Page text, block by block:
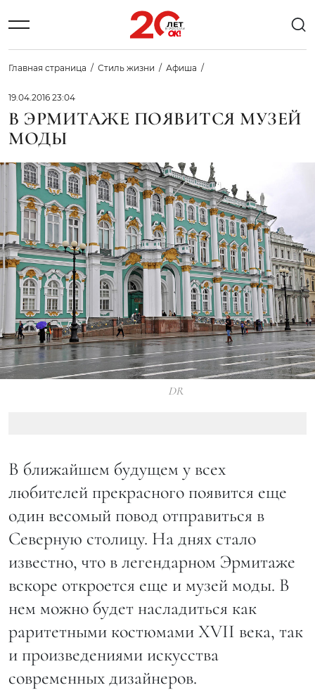
Главная страница Стиль жизни Афиша
19.04.2016 23:04
В ЭРМИТАЖЕ ПОЯВИТСЯ МУЗЕЙ
МОДЫ
DR
В ближайшем будущем у всех
любителей прекрасного появится еще
один весомый повод отправиться в
Северную столицу. На днях стало
известно, что в легендарном Эрмитаже
вскоре откроется еще и музей моды. В
нем можно будет насладиться как
раритетными костюмами ХVII века, так
и произведениями искусства
современных дизайнеров.